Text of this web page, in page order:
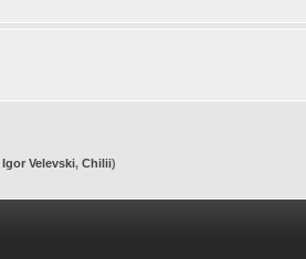
Igor Velevski,Chilii)